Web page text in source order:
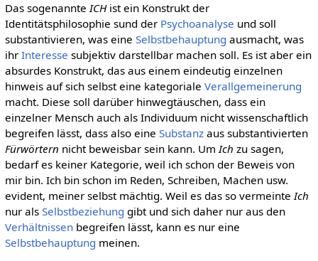
Das sogenannteICHist ein Konstrukt der
Identitätsphilosophie sund der Psychoanalyse und soll
substantivieren, was eine Selbstbehauptung ausmacht, was
ihr Interesse subjektiv darstellbar machen soll. Es ist aber ein
absurdes Konstrukt, das aus einem eindeutig einzelnen
hinweis auf sich selbst eine kategoriale Verallgemeinerung
macht. Diese soll darüber hinwegtäuschen, dass ein
einzelner Mensch auch als Individuum nicht wissenschaftlich
begreifen lässt, dass also eine Substanzaus substantivierten
Fürwörtern nicht beweisbar sein kann. UmIch zu sagen,
bedarf es keiner Kategorie, weil ich schon der Beweis von
mir bin. Ich bin schon im Reden, Schreiben, Machen usw.
evident, meiner selbst mächtig. Weil es das so vermeinteIch
nur als Selbstbeziehung gibt und sich daher nur aus den
Verhältnissenbegreifen lässt, kann es nur eine
Selbstbehauptung meinen.